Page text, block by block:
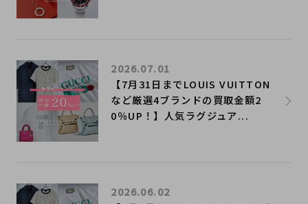
【7月31日までLOUIS VUITTON
など厳選4ブランドの買取金額2
0％UP！】人気ラグジュア...
2026.07.01
2026.06.02